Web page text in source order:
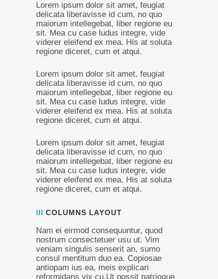
Lorem ipsum dolor sit amet, feugiat
delicata liberavisse id cum, no quo
maiorum intellegebat, liber regione eu
sit. Mea cu case ludus integre, vide
viderer eleifend ex mea. His at soluta
regione diceret, cum et atqui.
Lorem ipsum dolor sit amet, feugiat
delicata liberavisse id cum, no quo
maiorum intellegebat, liber regione eu
sit. Mea cu case ludus integre, vide
viderer eleifend ex mea. His at soluta
regione diceret, cum et atqui.
Lorem ipsum dolor sit amet, feugiat
delicata liberavisse id cum, no quo
maiorum intellegebat, liber regione eu
sit. Mea cu case ludus integre, vide
viderer eleifend ex mea. His at soluta
regione diceret, cum et atqui.
III COLUMNS LAYOUT
Nam ei eirmod consequuntur, quod
nostrum consectetuer usu ut. Vim
veniam singulis senserit an, sumo
consul mentitum duo ea. Copiosae
antiopam ius ea, meis explicari
reformidans vix cu.Ut possit patrioque